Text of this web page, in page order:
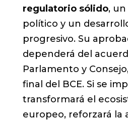
regulatorio sólido,
político y un
progresivo. Su
dependerá del
Parlamento y
final del BCE. Si se
transformará el
europeo, reforzará la